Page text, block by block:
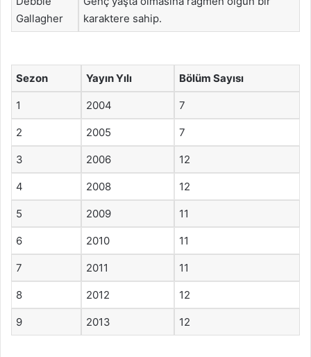
Gallagher
karaktere sahip.
Sezon Yayın Yılı Bölüm Sayısı
1 2004 7
2 2005 7
3 2006 12
4 2008 12
5 2009 11
6 2010 11
7 2011 11
8 2012 12
9 2013 12